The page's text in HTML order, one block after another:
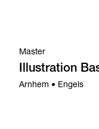
Master
Illustration
Arnhem • Engels